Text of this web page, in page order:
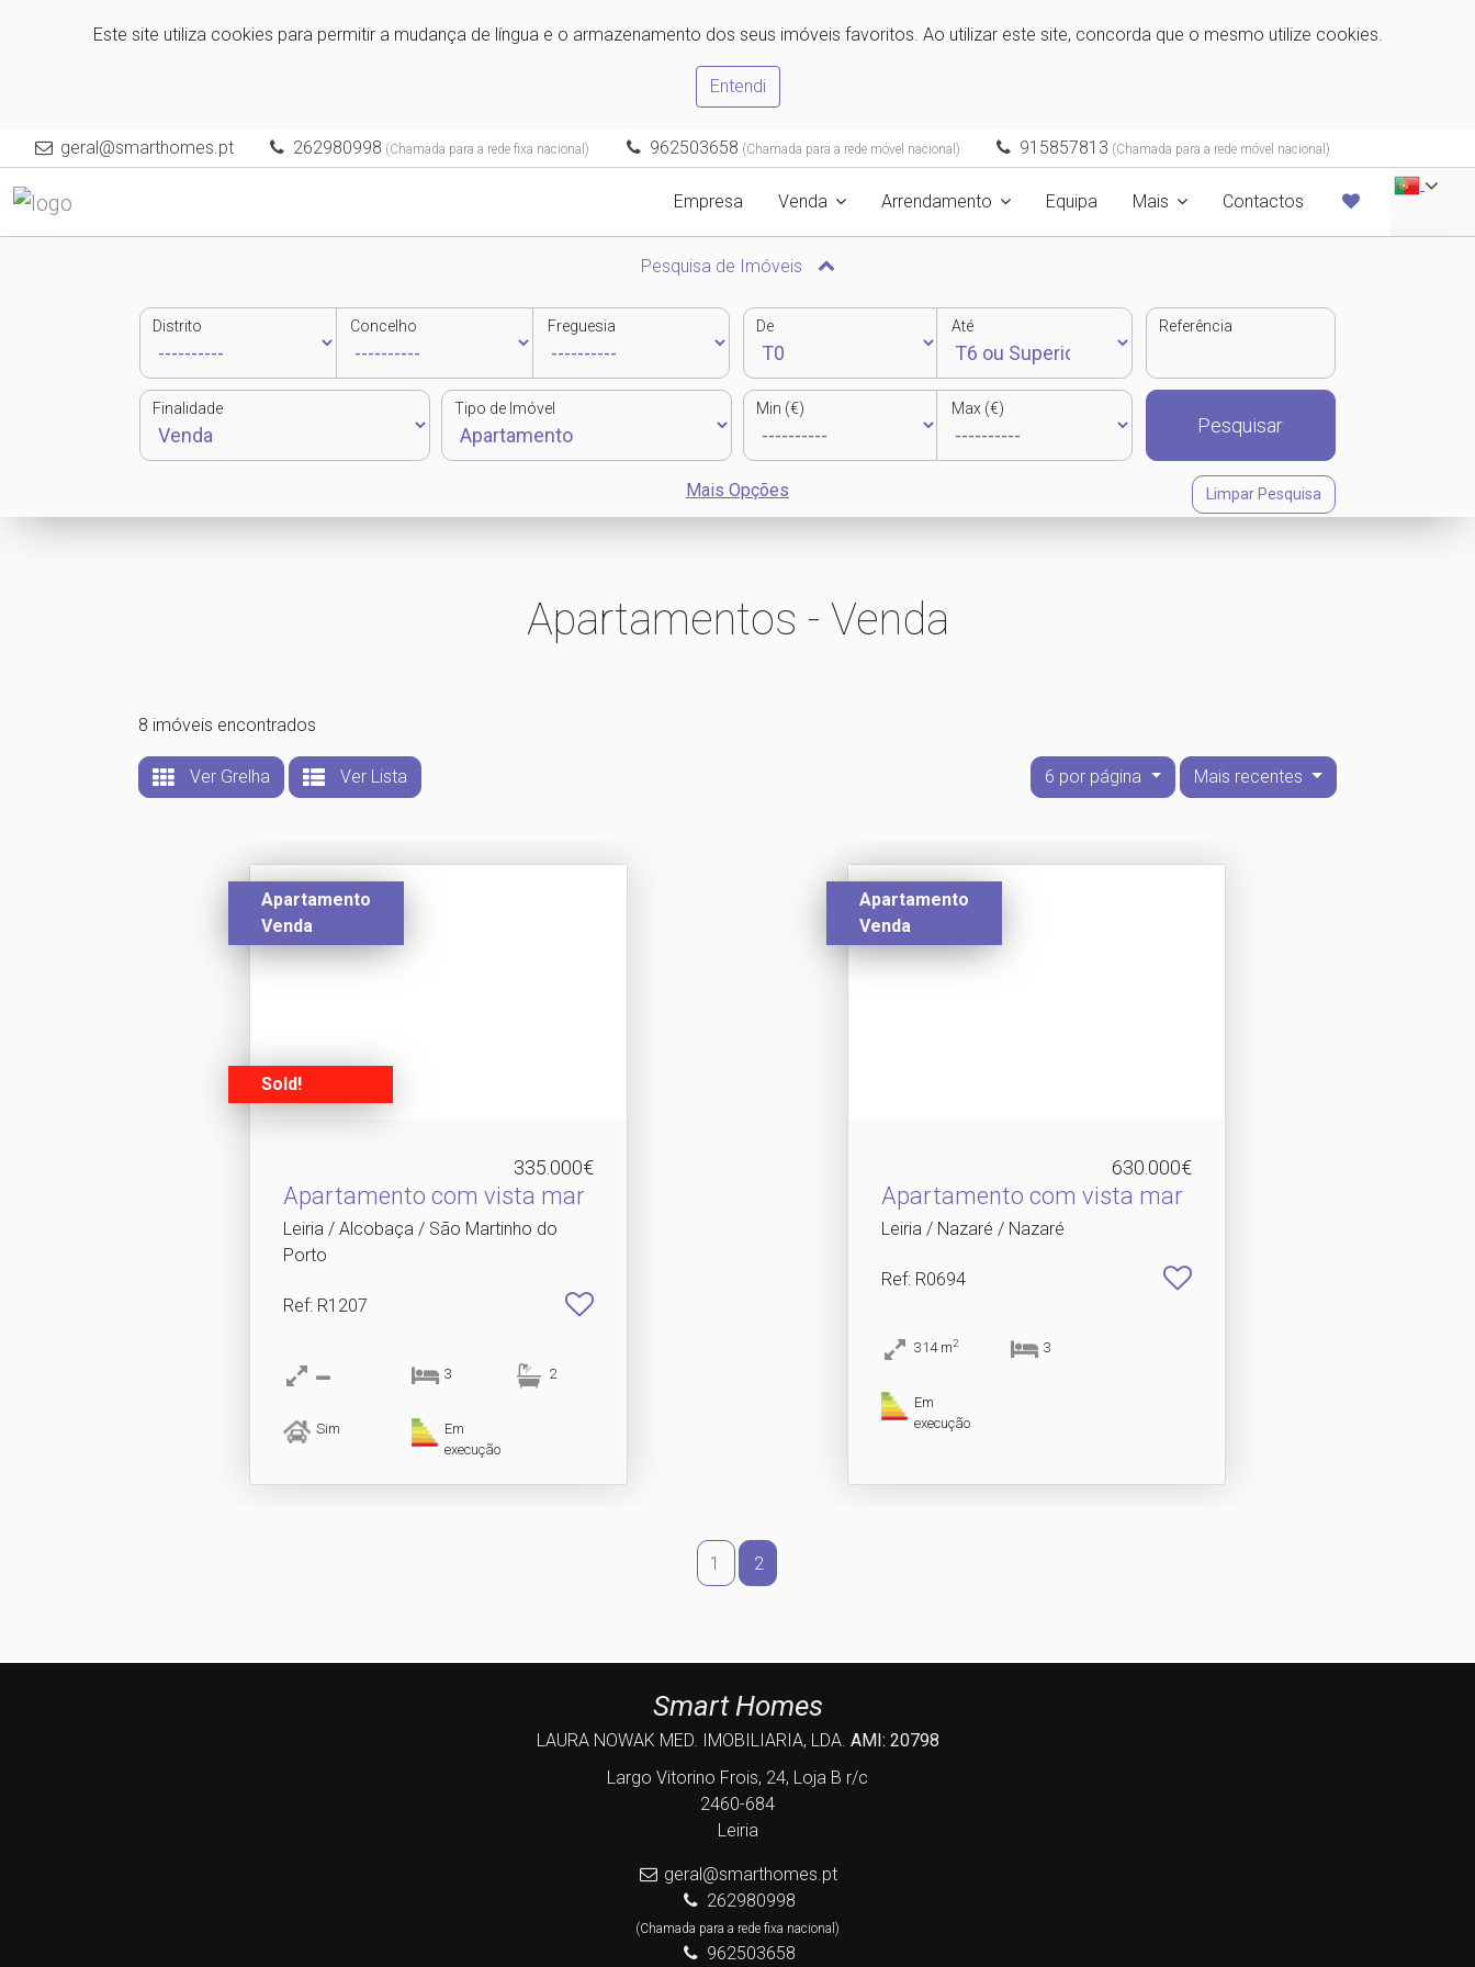
Este site utiliza cookies para permitir a mudança de língua e o armazenamento dos seus imóveis favoritos. Ao utilizar este site, concorda que o mesmo utilize cookies.
Entendi
geral@smarthomes.pt 262980998 (Chamada para a rede fixa nacional) 962503658 (Chamada para a rede móvel nacional) 915857813 (Chamada para a rede móvel nacional)
Empresa Venda Arrendamento Equipa Mais Contactos
Pesquisa de Imóveis
Distrito Concelho Freguesia De Até Referência
Finalidade Tipo de Imóvel Min (€) Max (€)
Pesquisar
Mais Opções Limpar Pesquisa
Apartamentos - Venda
8 imóveis encontrados
Ver Grelha Ver Lista 6 por página Mais recentes
Apartamento
Venda
Sold!
335.000€
Apartamento com vista mar
Leiria / Alcobaça / São Martinho do
Porto
Ref: R1207
3 2
Sim
Em
execução
Apartamento
Venda
630.000€
Apartamento com vista mar
Leiria / Nazaré / Nazaré
Ref: R0694
314 m2 3
Em
execução
1 2
Smart Homes
LAURA NOWAK MED. IMOBILIARIA, LDA. AMI: 20798
Largo Vitorino Frois, 24, Loja B r/c
2460-684
Leiria
geral@smarthomes.pt
262980998
(Chamada para a rede fixa nacional)
962503658